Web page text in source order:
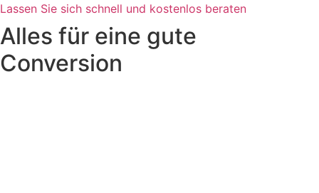
Lassen Sie sich schnell und kostenlos beraten
Alles für eine gute
Conversion